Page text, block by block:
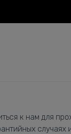
к нам для